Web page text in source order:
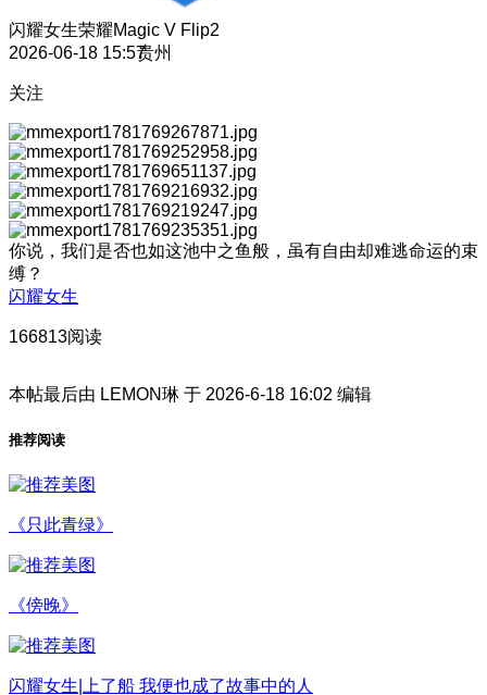
闪耀女生荣耀Magic V Flip2
2026-06-18 15:57贵州
关注
你说，我们是否也如这池中之鱼般，虽有自由却难逃命运的束
缚？
闪耀女生
166813阅读
本帖最后由 LEMON琳 于 2026-6-18 16:02 编辑
推荐阅读
《只此青绿》
《傍晚》
闪耀女生|上了船 我便也成了故事中的人